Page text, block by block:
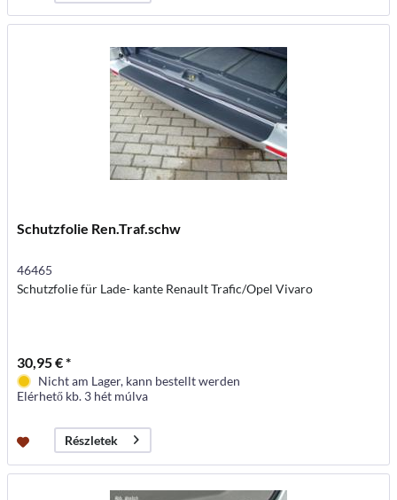
Schutzfolie Ren.Traf.schw
46465
Schutzfolie für Lade- kante Renault Trafic/Opel Vivaro
30,95 € *
Nicht am Lager, kann bestellt werden
Elérhető kb. 3 hét múlva
Részletek